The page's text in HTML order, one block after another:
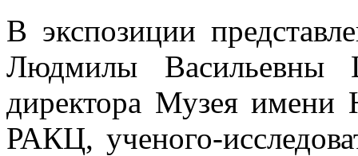
В экспозиции
Людмилы Васильевны
директора Музея
РАКЦ, ученого-